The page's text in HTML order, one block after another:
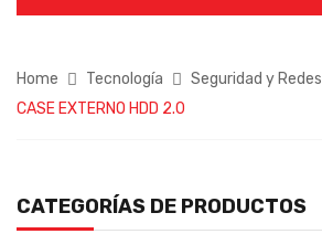
Home Tecnología
Seguridad y Redes
CASE EXTERNO HDD 2.0
CATEGORÍAS DE PRODUCTOS